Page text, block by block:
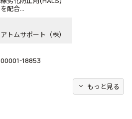
を配合...
アトムサポート（株）
00001-18853
expand_more もっと見る